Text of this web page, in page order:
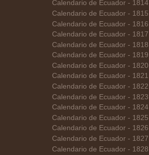
Calendario de Ecuador - 1814
Calendario de Ecuador - 1815
Calendario de Ecuador - 1816
Calendario de Ecuador - 1817
Calendario de Ecuador - 1818
Calendario de Ecuador - 1819
Calendario de Ecuador - 1820
Calendario de Ecuador - 1821
Calendario de Ecuador - 1822
Calendario de Ecuador - 1823
Calendario de Ecuador - 1824
Calendario de Ecuador - 1825
Calendario de Ecuador - 1826
Calendario de Ecuador - 1827
Calendario de Ecuador - 1828